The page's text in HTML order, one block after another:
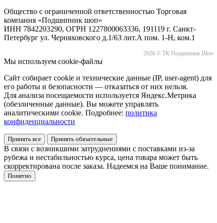
Общество с ограниченной ответственностью Торговая
компания «Подшипник шоп»
ИНН 7842203290, ОГРН 1227800063336, 191119 г. Санкт-
Петербург ул. Черняховского д.1/63 лит.А пом. 1-Н, ком.1
2026 © ТК Подшипник Шоп
Мы используем cookie-файлы
Сайт собирает cookie и технические данные (IP, user-agent) для
его работы и безопасности — отказаться от них нельзя.
Для анализа посещаемости используется Яндекс.Метрика
(обезличенные данные). Вы можете управлять
аналитическими cookie. Подробнее: политика
конфиденциальности
Принять все Принять обязательные
В связи с возникшими затруднениями с поставками из-за
рубежа и нестабильностью курса, цена товара может быть
скорректирована после заказа. Надеемся на Ваше понимание.
Понятно